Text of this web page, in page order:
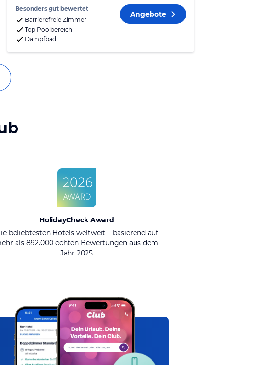
Besonders gut bewertet
Barrierefreie Zimmer
Top Poolbereich
Dampfbad
Angebote
HolidayCheck Award
beliebtesten Hotels weltweit – basierend auf
als 892.000 echten Bewertungen aus dem
Jahr 2025